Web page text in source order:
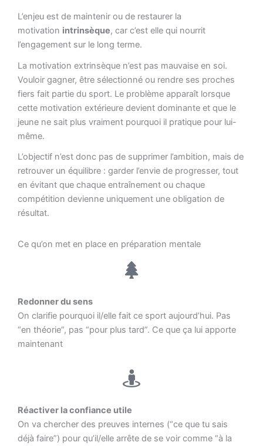
L’enjeu est de maintenir ou de restaurer la
motivation intrinsèque, car c’est elle qui nourrit
l’engagement sur le long terme.
La motivation extrinsèque n’est pas mauvaise en soi.
Vouloir gagner, être sélectionné ou rendre ses proches
fiers fait partie du sport. Le problème apparaît lorsque
cette motivation extérieure devient dominante et que le
jeune ne sait plus vraiment pourquoi il pratique pour lui-
même.
L’objectif n’est donc pas de supprimer l’ambition, mais de
retrouver un équilibre : garder l’envie de progresser, tout
en évitant que chaque entraînement ou chaque
compétition devienne uniquement une obligation de
résultat.
Ce qu’on met en place en préparation mentale
Redonner du sens
On clarifie pourquoi il/elle fait ce sport aujourd’hui. Pas
“en théorie”, pas “pour plus tard”. Ce que ça lui apporte
maintenant
Réactiver la confiance utile
On va chercher des preuves internes (“ce que tu sais
déjà faire”) pour qu’il/elle arrête de se voir comme “à la